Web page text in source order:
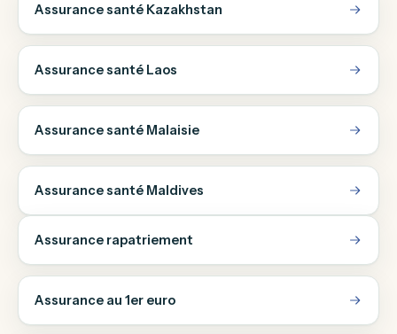
Assurance santé Kazakhstan
Assurance santé Laos
Assurance santé Malaisie
Assurance santé Maldives
Assurance rapatriement
Assurance au 1er euro